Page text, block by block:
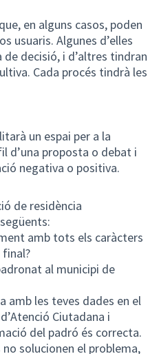
en alguns casos, poden
usuaris. Algunes d’elles
decisió, i d’altres tindran
Cada procés tindrà les
un espai per a la
d’una proposta o debat i
negativa o positiva.
de residència
amb tots els caràcters
al municipi de
amb les teves dades en el
Ciutadana i
del padró és correcta.
solucionen el problema,